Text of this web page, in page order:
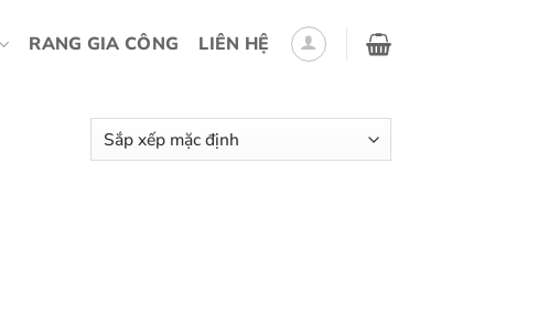
RANG GIA CÔNG LIÊN HỆ